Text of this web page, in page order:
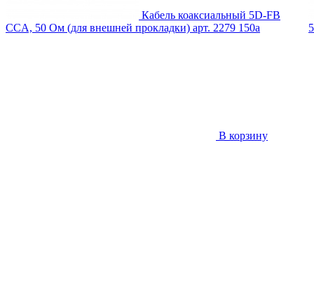
Кабель коаксиальный 5D-FB
CCA, 50 Ом (для внешней прокладки) арт. 2279 150a
В корзину